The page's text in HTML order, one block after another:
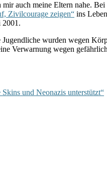
auch meine Eltern nahe.
Zivilcourage zeigen“ ins
2001.
wurden wegen
Verwarnung wegen
und Neonazis unterstützt“